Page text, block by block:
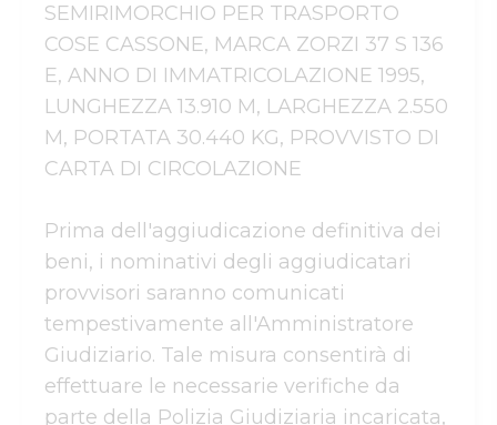
SEMIRIMORCHIO PER TRASPORTO
COSE CASSONE, MARCA ZORZI 37 S 136
E, ANNO DI IMMATRICOLAZIONE 1995,
LUNGHEZZA 13.910 M, LARGHEZZA 2.550
M, PORTATA 30.440 KG, PROVVISTO DI
CARTA DI CIRCOLAZIONE
Prima dell'aggiudicazione definitiva dei
beni, i nominativi degli aggiudicatari
provvisori saranno comunicati
tempestivamente all'Amministratore
Giudiziario. Tale misura consentirà di
effettuare le necessarie verifiche da
parte della Polizia Giudiziaria incaricata,